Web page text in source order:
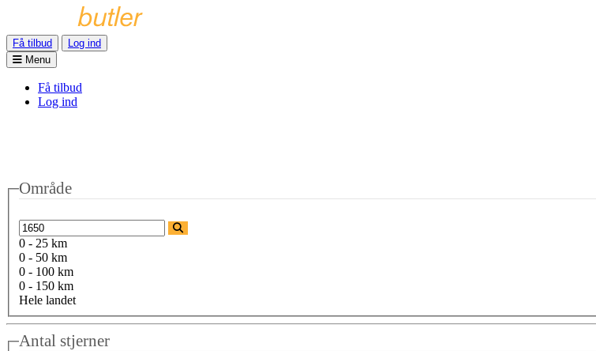
Få tilbud
Log ind
Menu
Få tilbud
Log ind
Område
0 - 25 km
0 - 50 km
0 - 100 km
0 - 150 km
Hele landet
Antal stjerner